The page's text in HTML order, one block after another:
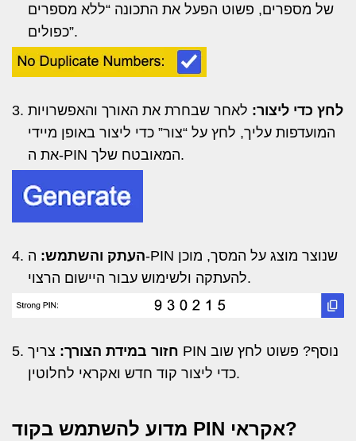
של מספרים, פשוט הפעל את התכונה “ללא מספרים
כפולים”.
לחץ כדי ליצור: לאחר שבחרת את האורך והאפשרויות
המועדפות עליך, לחץ על “צור” כדי ליצור באופן מיידי
את ה-PIN המאובטח שלך.
העתק והשתמש: ה-PIN שנוצר מוצג על המסך, מוכן
להעתקה ולשימוש עבור היישום הרצוי.
חזור במידת הצורך: צריך PIN נוסף? פשוט לחץ שוב
כדי ליצור קוד חדש ואקראי לחלוטין.
מדוע להשתמש בקוד PIN אקראי?